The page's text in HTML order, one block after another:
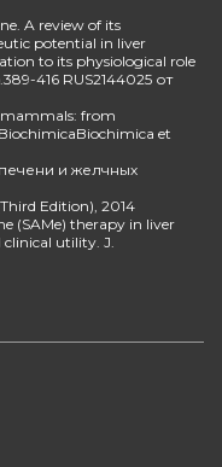
A review of its
potential in liver
to its physiological role
416 RUS2144025 от
from
et
и желчных
Edition), 2014
(SAMe) therapy in liver
clinical utility. J.